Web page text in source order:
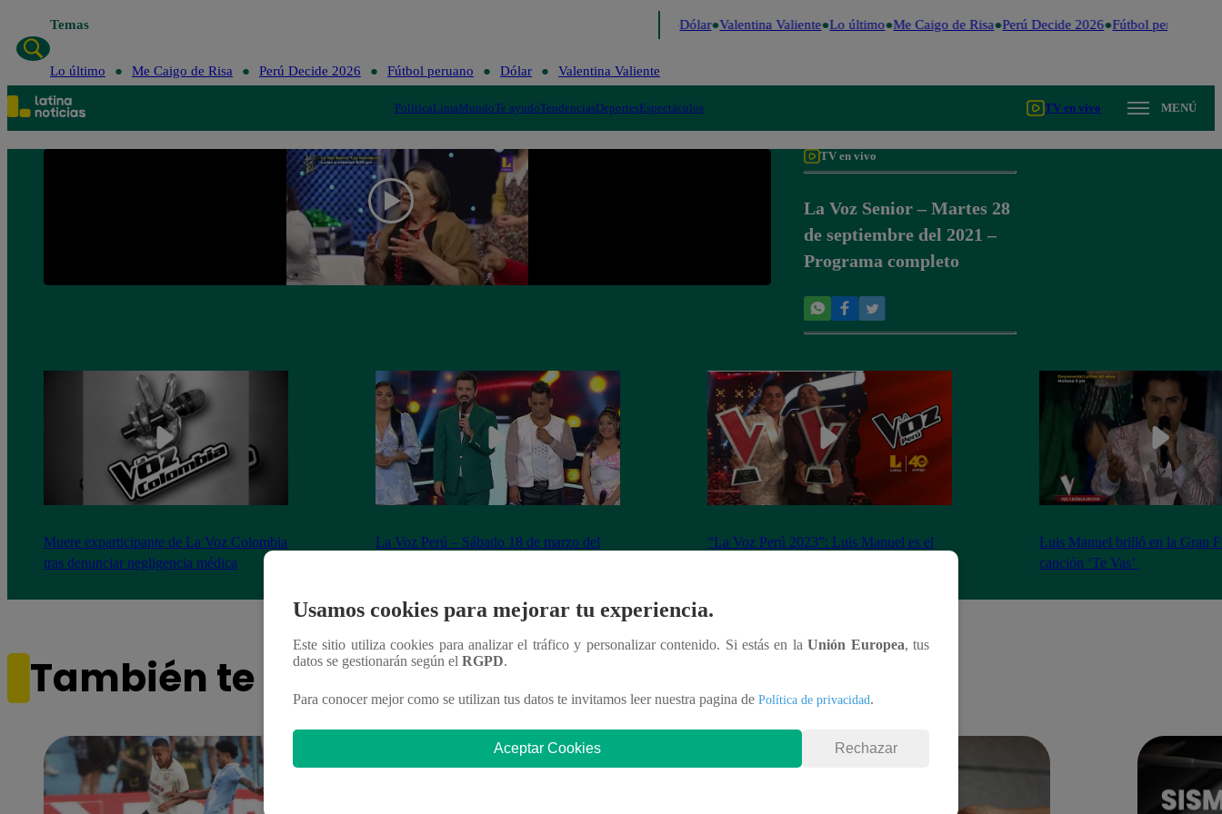
Temas Dólar Valentina Valiente Lo último Me Caigo de Risa Perú Decide 2026 Fútbol peruano
Lo último Me Caigo de Risa Perú Decide 2026 Fútbol peruano Dólar Valentina Valiente
PolíticaLimaMundoTe ayudoTendenciasDeportesEspectáculos TV en vivo MENÚ
TV en vivo
La Voz Senior – Martes 28
de septiembre del 2021 –
Programa completo
Muere exparticipante de La Voz Colombia
tras denunciar negligencia médica
La Voz Perú – Sábado 18 de marzo del
“La Voz Perú 2023”: Luis Manuel es el
Luis Manuel brilló en la Gran
canción ‘Te Vas’
También te puede interesar
Usamos cookies para mejorar tu experiencia.
Este sitio utiliza cookies para analizar el tráfico y personalizar contenido. Si estás en laUnión Europea, tus
datos se gestionarán según el RGPD.
Para conocer mejor como se utilizan tus datos te invitamos leer nuestra pagina de Política de privacidad.
Aceptar Cookies Rechazar